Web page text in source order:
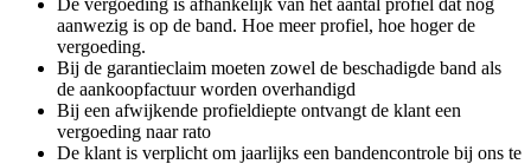
De vergoeding is afhankelijk van het aantal profiel dat nog
aanwezig is op de band. Hoe meer profiel, hoe hoger de
vergoeding.
Bij de garantieclaim moeten zowel de beschadigde band als
de aankoopfactuur worden overhandigd
Bij een afwijkende profieldiepte ontvangt de klant een
vergoeding naar rato
De klant is verplicht om jaarlijks een bandencontrole bij ons te